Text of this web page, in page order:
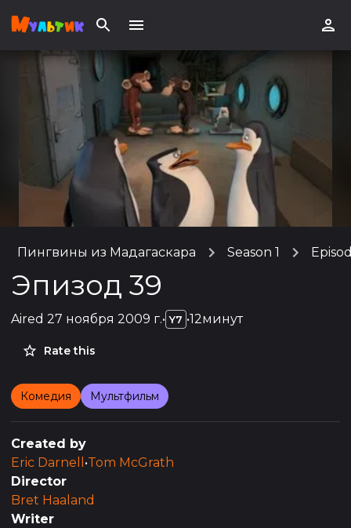
Пингвины из Мадагаскара Season 1
Эпизод 39
Aired 27 ноября 2009 г.• Y7 •12минут
Rate this
Комедия Мультфильм
Created by
Eric Darnell •Tom McGrath
Director
Bret Haaland
Writer